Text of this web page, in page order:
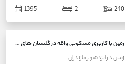
240
2
1395
زمین با کاربری مسکونی واقه در گلستان های ایزدشهر
زمیندرایزدشهرمازندران